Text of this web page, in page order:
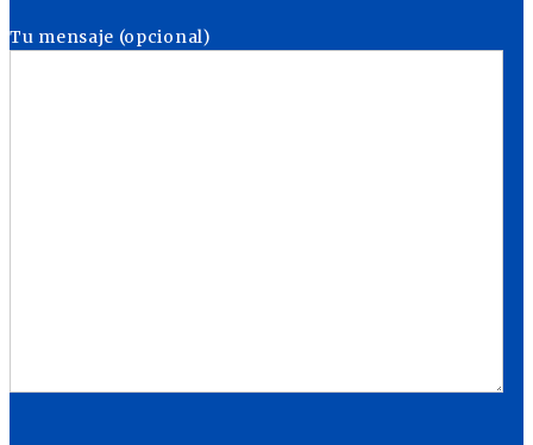
Tu mensaje (opcional)